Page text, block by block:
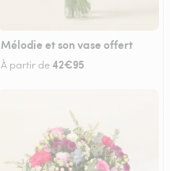
Mélodie et son vase offert
À partir de42€95